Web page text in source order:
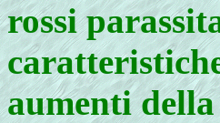
rossi
aumenti